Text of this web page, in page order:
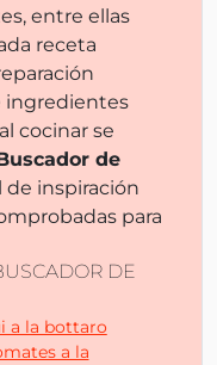
entre ellas
receta
ingredientes
cocinar se
de
de inspiración
para
DE
a la bottaro
a la